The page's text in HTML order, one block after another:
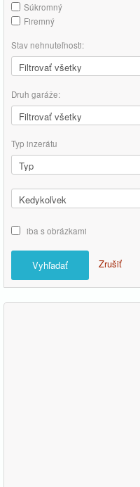
Súkromný
Firemný
Stav nehnuteľnosti:
Druh garáže:
Typ inzerátu
iba s obrázkami
Vyhľadať Zrušiť